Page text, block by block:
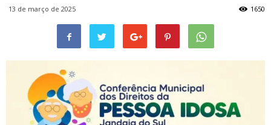
13 de março de 2025 1650